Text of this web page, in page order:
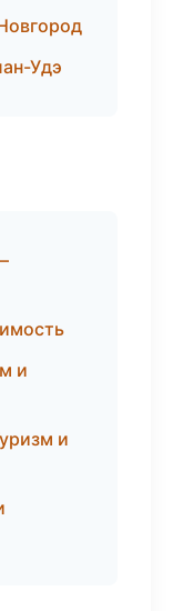
Удэ
и
и